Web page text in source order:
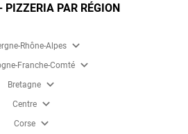
PIZZERIA PAR RÉGION
Rhône-Alpes expand_more
Franche-Comté expand_more
Bretagne expand_more
Centre expand_more
Corse expand_more